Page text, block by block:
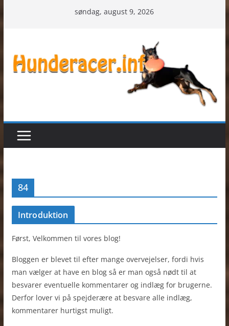
søndag, august 9, 2026
84
Introduktion
Først, Velkommen til vores blog!
Bloggen er blevet til efter mange overvejelser, fordi hvis
man vælger at have en blog så er man også nødt til at
besvarer eventuelle kommentarer og indlæg for brugerne.
Derfor lover vi på spejderære at besvare alle indlæg,
kommentarer hurtigst muligt.